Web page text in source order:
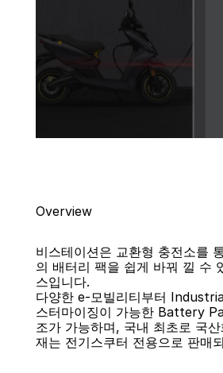
Overview
비스테이션은 교환형 충전소를
의 배터리 팩을 쉽게 바꿔 낄 수
스입니다.
다양한 e-모빌리티부터
스터마이징이 가능한 Battery
조가 가능하며, 국내 최초로 국
재는 전기스쿠터 전용으로 판매